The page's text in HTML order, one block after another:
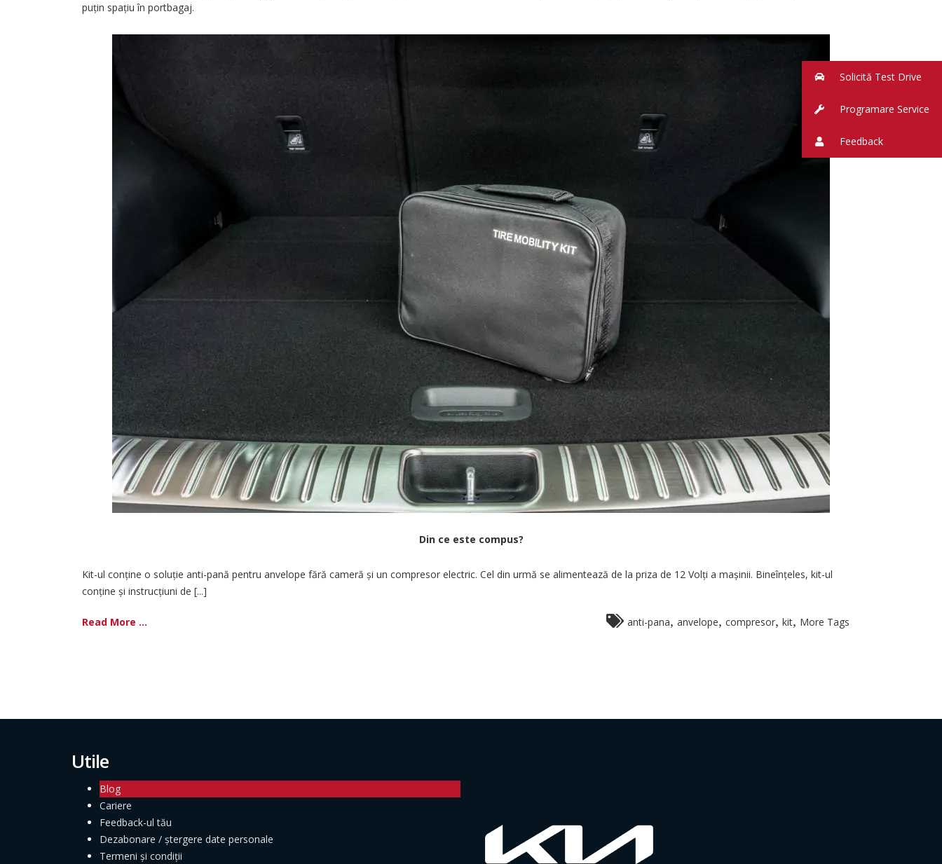
puțin spațiu în portbagaj.
Din ce este compus?
Kit-ul conține o soluție anti-pană pentru anvelope fără cameră și un compresor electric. Cel din urmă se alimentează de la priza de 12 Volți a mașinii. Bineînțeles, kit-ul
conține și instrucțiuni de [...]
Read More ... anti-pana anvelope compresor kit More Tags
Utile
Blog
Cariere
Feedback-ul tău
Dezabonare / ștergere date personale
Termeni și condiții
Solicită Test Drive
Programare Service
Feedback